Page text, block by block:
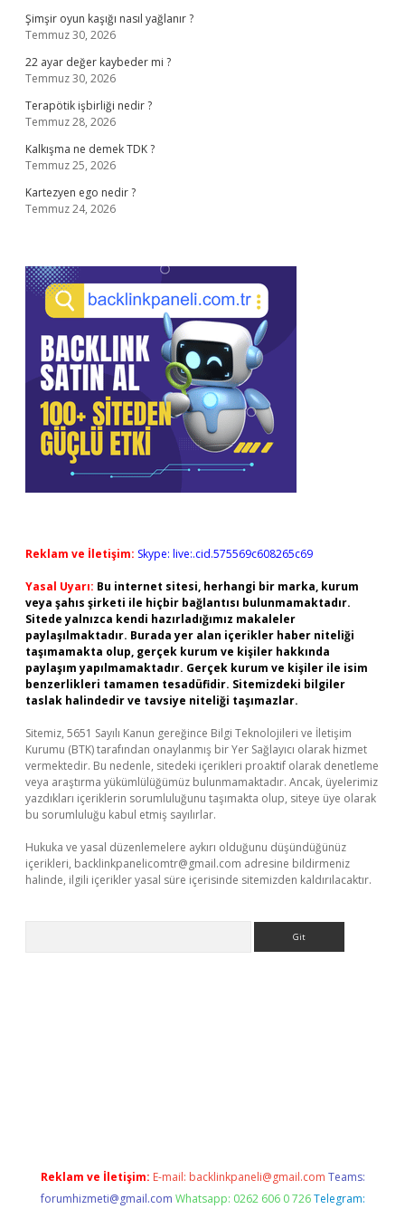
Şimşir oyun kaşığı nasıl yağlanır ?
Temmuz 30, 2026
22 ayar değer kaybeder mi ?
Temmuz 30, 2026
Terapötik işbirliği nedir ?
Temmuz 28, 2026
Kalkışma ne demek TDK ?
Temmuz 25, 2026
Kartezyen ego nedir ?
Temmuz 24, 2026
Reklam ve İletişim: Skype: live:.cid.575569c608265c69
Yasal Uyarı: Bu internet sitesi, herhangi bir marka, kurum
veya şahıs şirketi ile hiçbir bağlantısı bulunmamaktadır.
Sitede yalnızca kendi hazırladığımız makaleler
paylaşılmaktadır. Burada yer alan içerikler haber niteliği
taşımamakta olup, gerçek kurum ve kişiler hakkında
paylaşım yapılmamaktadır. Gerçek kurum ve kişiler ile isim
benzerlikleri tamamen tesadüfidir. Sitemizdeki bilgiler
taslak halindedir ve tavsiye niteliği taşımazlar.
Sitemiz, 5651 Sayılı Kanun gereğince Bilgi Teknolojileri ve İletişim
Kurumu (BTK) tarafından onaylanmış bir Yer Sağlayıcı olarak hizmet
vermektedir. Bu nedenle, sitedeki içerikleri proaktif olarak denetleme
veya araştırma yükümlülüğümüz bulunmamaktadır. Ancak, üyelerimiz
yazdıkları içeriklerin sorumluluğunu taşımakta olup, siteye üye olarak
bu sorumluluğu kabul etmiş sayılırlar.
Hukuka ve yasal düzenlemelere aykırı olduğunu düşündüğünüz
içerikleri, backlinkpanelicomtr@gmail.com adresine bildirmeniz
halinde, ilgili içerikler yasal süre içerisinde sitemizden kaldırılacaktır.
Reklam ve İletişim: E-mail: backlinkpaneli@gmail.com Teams:
forumhizmeti@gmail.com Whatsapp: 0262 606 0 726 Telegram: